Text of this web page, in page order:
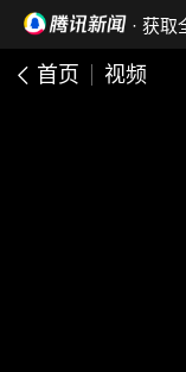
· 获取
首页 视频